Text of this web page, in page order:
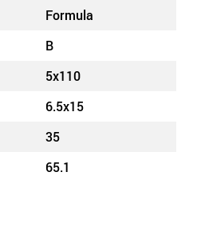
Formula
B
5x110
6.5x15
35
65.1